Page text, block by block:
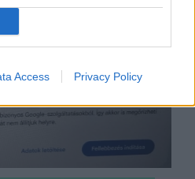
Access Privacy Policy